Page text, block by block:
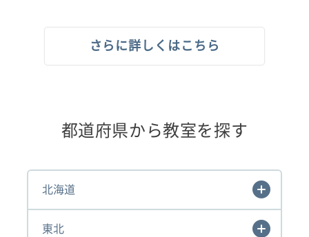
さらに詳しくはこちら
都道府県から教室を探す
北海道
東北